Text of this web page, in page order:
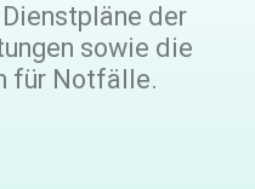
der
sowie die
für Notfälle.